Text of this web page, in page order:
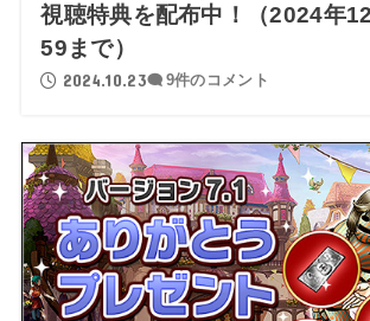
視聴特典を配布中！（2024年
59まで）
2024.10.23 9件のコメント